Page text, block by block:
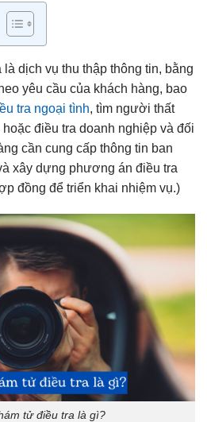
dịch vụ thu thập thông tin, bằng
yêu cầu của khách hàng, bao
tra ngoại tình, tìm người thất
hoặc điều tra doanh nghiệp và đối
cần cung cấp thông tin ban
xây dựng phương án điều tra
đồng để triển khai nhiệm vụ.)
tử điều tra là gì?